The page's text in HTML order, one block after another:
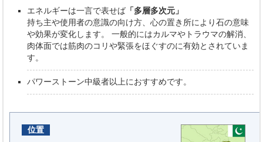
エネルギーは一言で表せば 「多層多次元」
持ち主や使用者の意識の向け方、心の置き所により石の意味
や効果が変化します。 一般的にはカルマやトラウマの解消、
肉体面では筋肉のコリや緊張をほぐすのに有効とされていま
す。
パワーストーン中級者以上におすすめです。
位置